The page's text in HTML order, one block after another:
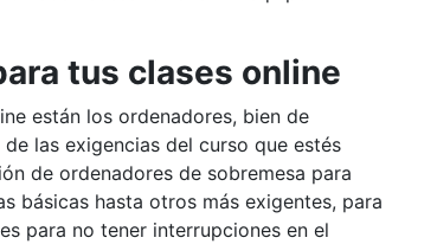
tus clases online
están los ordenadores, bien de
las exigencias del curso que estés
de ordenadores de sobremesa para
básicas hasta otros más exigentes, para
para no tener interrupciones en el